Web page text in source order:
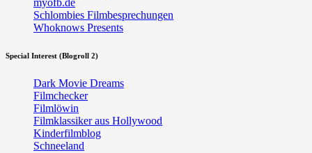
myofb.de
Schlombies Filmbesprechungen
Whoknows Presents
Special Interest (Blogroll 2)
Dark Movie Dreams
Filmchecker
Filmlöwin
Filmklassiker aus Hollywood
Kinderfilmblog
Schneeland